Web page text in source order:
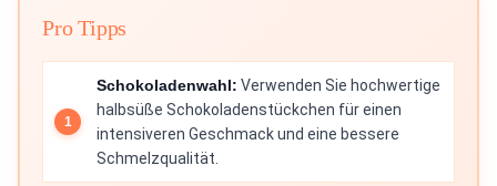
Pro Tipps
Schokoladenwahl: Verwenden Sie hochwertige
halbsüße Schokoladenstückchen für einen
intensiveren Geschmack und eine bessere
Schmelzqualität.